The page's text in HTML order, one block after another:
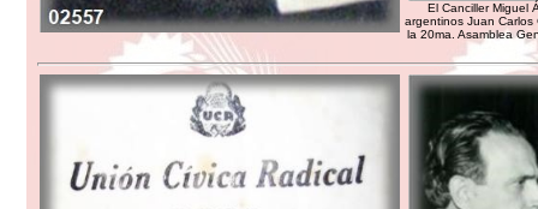
El Canciller Miguel
argentinos Juan Carlos
la 20ma. Asamblea